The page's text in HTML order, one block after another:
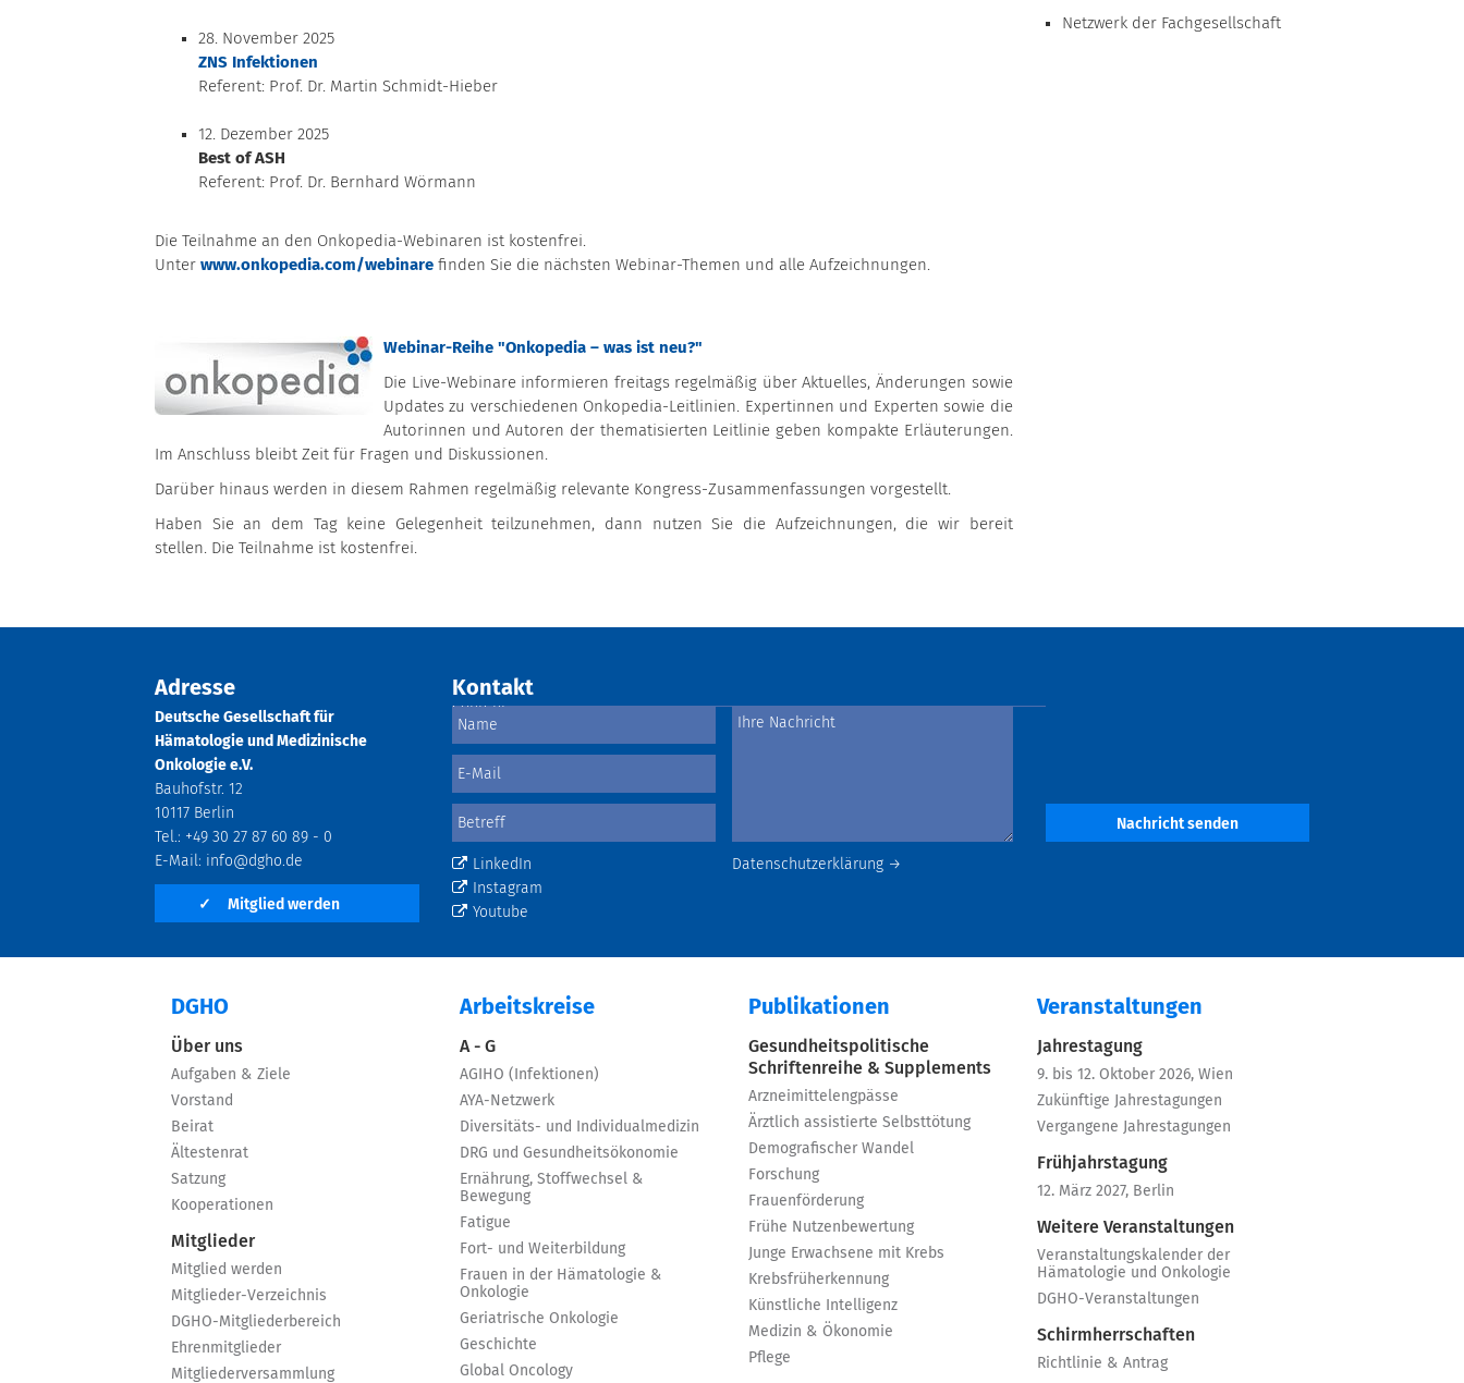
28. November 2025
ZNS Infektionen
Referent: Prof. Dr. Martin Schmidt-Hieber
12. Dezember 2025
Best of ASH
Referent: Prof. Dr. Bernhard Wörmann
Die Teilnahme an den Onkopedia-Webinaren ist kostenfrei.
Unter www.onkopedia.com/webinare finden Sie die nächsten Webinar-Themen und alle Aufzeichnungen.
Webinar-Reihe "Onkopedia – was ist neu?"
Die Live-Webinare informieren freitags regelmäßig über Aktuelles, Änderungen sowie
Updates zu verschiedenen Onkopedia-Leitlinien. Expertinnen und Experten sowie die
Autorinnen und Autoren der thematisierten Leitlinie geben kompakte Erläuterungen.
Im Anschluss bleibt Zeit für Fragen und Diskussionen.
Darüber hinaus werden in diesem Rahmen regelmäßig relevante Kongress-Zusammenfassungen vorgestellt.
Haben Sie an dem Tag keine Gelegenheit teilzunehmen, dann nutzen Sie die Aufzeichnungen, die wir bereit
stellen. Die Teilnahme ist kostenfrei.
Netzwerk der Fachgesellschaft
Adresse
Deutsche Gesellschaft für
Hämatologie und Medizinische
Onkologie e.V.
Bauhofstr. 12
10117 Berlin
Tel.: +49 30 27 87 60 89 - 0
E-Mail: info@dgho.de
✓ Mitglied werden
Kontakt
Datenschutzerklärung →
LinkedIn
Instagram
Youtube
Nachricht senden
DGHO
Über uns
Aufgaben & Ziele
Vorstand
Beirat
Ältestenrat
Satzung
Kooperationen
Mitglieder
Mitglied werden
Mitglieder-Verzeichnis
DGHO-Mitgliederbereich
Ehrenmitglieder
Mitgliederversammlung
Arbeitskreise
A - G
AGIHO (Infektionen)
AYA-Netzwerk
Diversitäts- und Individualmedizin
DRG und Gesundheitsökonomie
Ernährung, Stoffwechsel &
Bewegung
Fatigue
Fort- und Weiterbildung
Frauen in der Hämatologie &
Onkologie
Geriatrische Onkologie
Geschichte
Global Oncology
Publikationen
Gesundheitspolitische
Schriftenreihe & Supplements
Arzneimittelengpässe
Ärztlich assistierte Selbsttötung
Demografischer Wandel
Forschung
Frauenförderung
Frühe Nutzenbewertung
Junge Erwachsene mit Krebs
Krebsfrüherkennung
Künstliche Intelligenz
Medizin & Ökonomie
Pflege
Veranstaltungen
Jahrestagung
9. bis 12. Oktober 2026, Wien
Zukünftige Jahrestagungen
Vergangene Jahrestagungen
Frühjahrstagung
12. März 2027, Berlin
Weitere Veranstaltungen
Veranstaltungskalender der
Hämatologie und Onkologie
DGHO-Veranstaltungen
Schirmherrschaften
Richtlinie & Antrag